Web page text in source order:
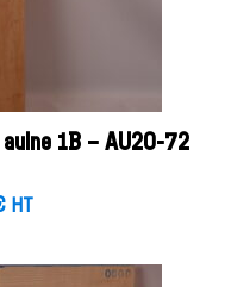
1B – AU20-72
HT